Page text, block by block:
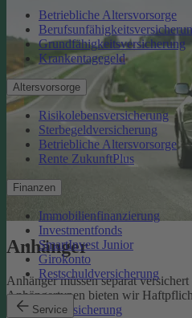
Betriebliche Altersvorsorge
Grundfähigkeitsversicherung
Krankentagegeld
Altersvorsorge
Risikolebensversicherung
Sterbegeldversicherung
Betriebliche Altersvorsorge
Rente ZukunftPlus
Finanzen
Immobilienfinanzierung
Investmentfonds
SmartInvest Junior
Girokonto
Restschuldversicherung
Service
Anhänger
Anhänger müssen separat
Anhängertypen bieten wir
Anhängerversicherung